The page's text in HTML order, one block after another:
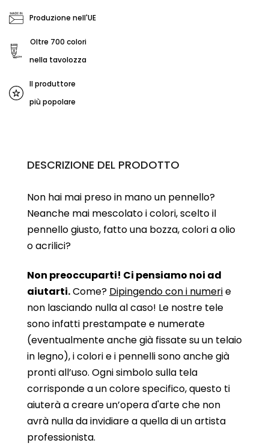
Produzione nell'UE
Oltre 700 colori
nella tavolozza
Il produttore
più popolare
DESCRIZIONE DEL PRODOTTO
Non hai mai preso in mano un pennello?
Neanche mai mescolato i colori, scelto il
pennello giusto, fatto una bozza, colori a olio
o acrilici?
Non preoccuparti! Ci pensiamo noi ad
aiutarti.Come? Dipingendo con i numerie
non lasciando nulla al caso! Le nostre tele
sono infatti prestampate e numerate
(eventualmente anche già fissate su un telaio
in legno), i colori e i pennelli sono anche già
pronti all’uso. Ogni simbolo sulla tela
corrisponde a un colore specifico, questo ti
aiuterà a creare un’opera d'arte che non
avrà nulla da invidiare a quella di un artista
professionista.